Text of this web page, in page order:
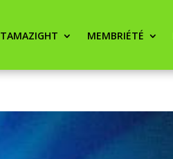
TAMAZIGHT MEMBRIÉTÉ